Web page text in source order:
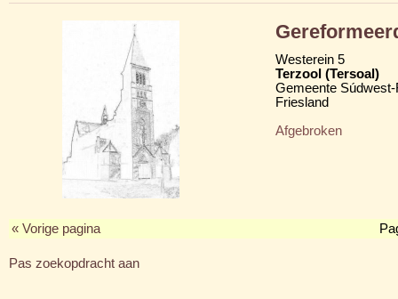
Westerein 5
Terzool (Tersoal)
Gemeente
Friesland
Afgebroken
« Vorige pagina
Pas zoekopdracht aan